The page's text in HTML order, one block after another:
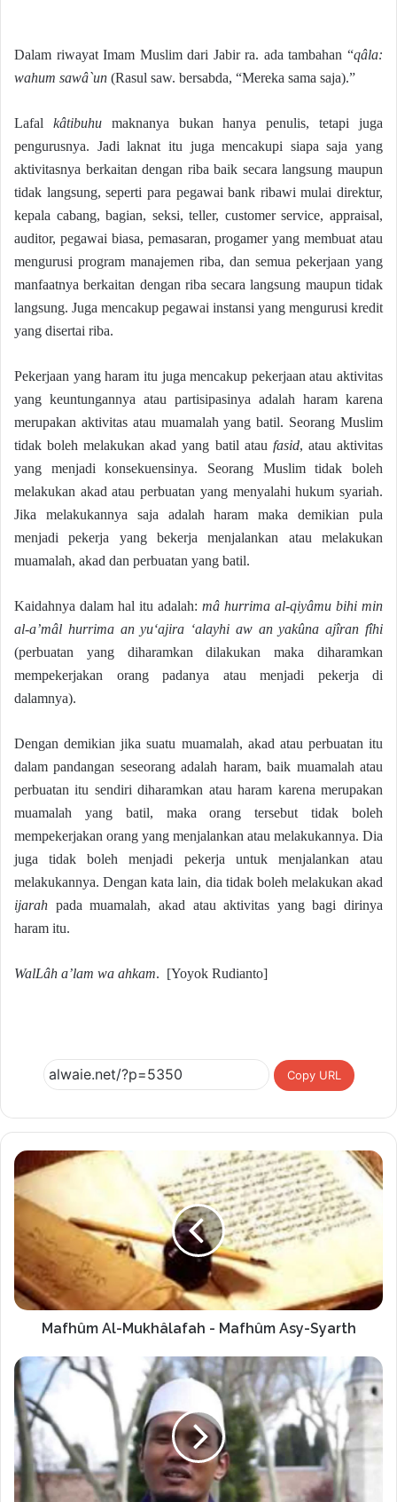
Dalam riwayat Imam Muslim dari Jabir ra. ada tambahan “qâla:
wahum sawâ`un (Rasul saw. bersabda, “Mereka sama saja).”
Lafal kâtibuhumaknanya bukan hanya penulis, tetapi juga
pengurusnya. Jadi laknat itu juga mencakupi siapa saja yang
aktivitasnya berkaitan dengan riba baik secara langsung maupun
tidak langsung, seperti para pegawai bank ribawi mulai direktur,
kepala cabang, bagian, seksi, teller, customer service, appraisal,
auditor, pegawai biasa, pemasaran, progamer yang membuat atau
mengurusi program manajemen riba, dan semua pekerjaan yang
manfaatnya berkaitan dengan riba secara langsung maupun tidak
langsung. Juga mencakup pegawai instansi yang mengurusi kredit
yang disertai riba.
Pekerjaan yang haram itu juga mencakup pekerjaan atau aktivitas
yang keuntungannya atau partisipasinya adalah haram karena
merupakan aktivitas atau muamalah yang batil. Seorang Muslim
tidak boleh melakukan akad yang batil atau fasid, atau aktivitas
yang menjadi konsekuensinya. Seorang Muslim tidak boleh
melakukan akad atau perbuatan yang menyalahi hukum syariah.
Jika melakukannya saja adalah haram maka demikian pula
menjadi pekerja yang bekerja menjalankan atau melakukan
muamalah, akad dan perbuatan yang batil.
Kaidahnya dalam hal itu adalah: mâ hurrima al-qiyâmu bihi min
al-a’mâl hurrima an yu‘ajira ‘alayhi aw an yakûna ajîran fîhi
(perbuatan yang diharamkan dilakukan maka diharamkan
mempekerjakan orang padanya atau menjadi pekerja di
dalamnya).
Dengan demikian jika suatu muamalah, akad atau perbuatan itu
dalam pandangan seseorang adalah haram, baik muamalah atau
perbuatan itu sendiri diharamkan atau haram karena merupakan
muamalah yang batil, maka orang tersebut tidak boleh
mempekerjakan orang yang menjalankan atau melakukannya. Dia
juga tidak boleh menjadi pekerja untuk menjalankan atau
melakukannya. Dengan kata lain, dia tidak boleh melakukan akad
ijarah pada muamalah, akad atau aktivitas yang bagi dirinya
haram itu.
WalLâh a’lam wa ahkam. [Yoyok Rudianto]
Copy URL
Mafhûm Al-Mukhâlafah - Mafhûm Asy-Syarth